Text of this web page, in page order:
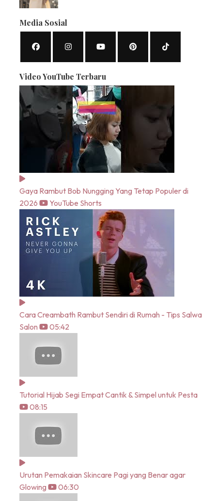
Media Sosial
Video YouTube Terbaru
Gaya Rambut Bob Nungging Yang Tetap Populer di
2026
YouTube Shorts
Cara Creambath Rambut Sendiri di Rumah - Tips Salwa
Salon
05:42
Tutorial Hijab Segi Empat Cantik & Simpel untuk Pesta
08:15
Urutan Pemakaian Skincare Pagi yang Benar agar
Glowing
06:30